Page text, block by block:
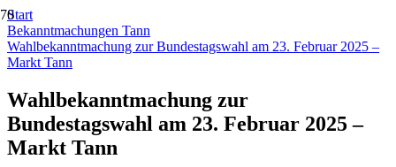
Start
Bekanntmachungen Tann
Wahlbekanntmachung zur Bundestagswahl am 23. Februar 2025 –
Markt Tann
Wahlbekanntmachung zur
Bundestagswahl am 23. Februar 2025 –
Markt Tann